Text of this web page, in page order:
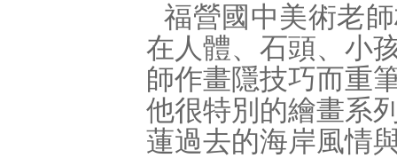
福營國中美術老
在人體、石頭、小
師作畫隱技巧而重
他很特別的繪畫系
蓮過去的海岸風情